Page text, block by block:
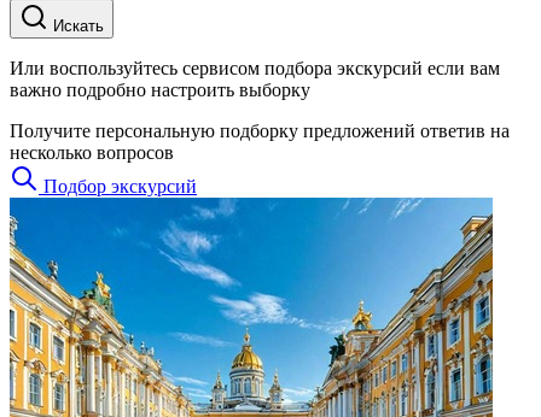
Искать
Или воспользуйтесь сервисом подбора экскурсий если вам
важно подробно настроить выборку
Получите персональную подборку предложений ответив на
несколько вопросов
Подбор экскурсий